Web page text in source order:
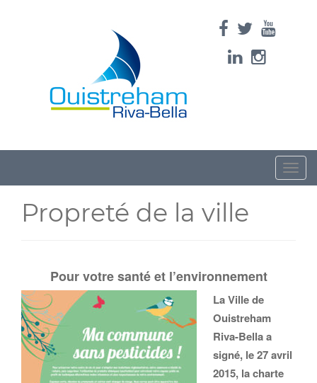
Toggle
Propreté de la ville
Pour votre santé et l’environnement
La Ville de
Ouistreham
Riva-Bella a
signé, le 27 avril
2015, la charte